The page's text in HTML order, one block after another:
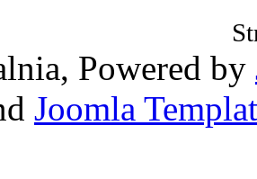
Powered by
Joomla